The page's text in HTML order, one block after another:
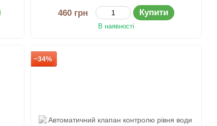
460 грн Купити
В наявності
−34%